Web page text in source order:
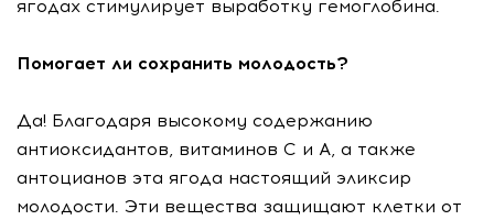
ягодах стимулирует выработку гемоглобина.
Помогает ли сохранить молодость?
Да! Благодаря высокому содержанию
антиоксидантов, витаминов C и A, а также
антоцианов эта ягода настоящий эликсир
молодости. Эти вещества защищают клетки от